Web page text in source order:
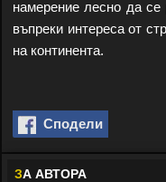
намерение лесно да
въпреки интереса от
на континента.
Сподели
ЗА АВТОРА